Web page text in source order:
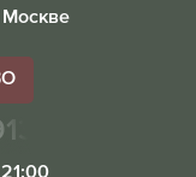
Москве